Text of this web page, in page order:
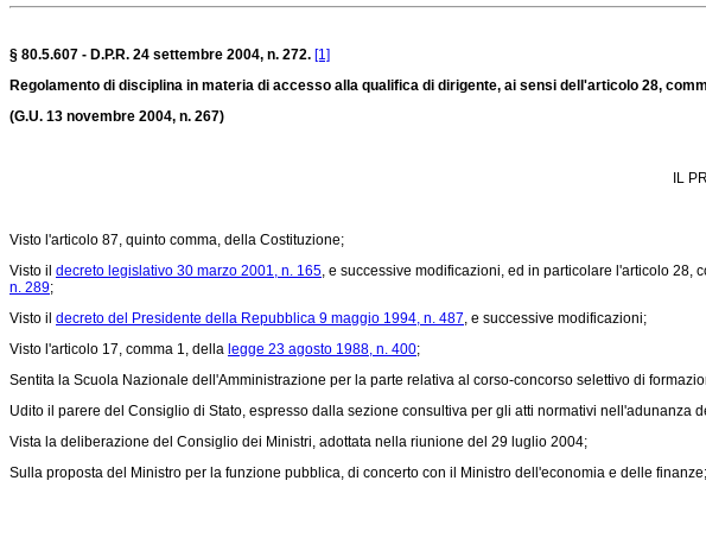
§ 80.5.607 - D.P.R. 24 settembre 2004, n. 272. [1]
Regolamento di disciplina in materia di accesso alla qualifica di dirigente, ai sensi dell'articolo 28,
(G.U. 13 novembre 2004, n. 267)
IL
Visto l'articolo 87, quinto comma, della Costituzione;
Visto il decreto legislativo 30 marzo 2001, n. 165, e successive modificazioni, ed in particolare l'articolo 28,
n. 289;
Visto il decreto del Presidente della Repubblica 9 maggio 1994, n. 487, e successive modificazioni;
Visto l'articolo 17, comma 1, della legge 23 agosto 1988, n. 400;
Sentita la Scuola Nazionale dell'Amministrazione per la parte relativa al corso-concorso selettivo di
Udito il parere del Consiglio di Stato, espresso dalla sezione consultiva per gli atti normativi nell'adunanza
Vista la deliberazione del Consiglio dei Ministri, adottata nella riunione del 29 luglio 2004;
Sulla proposta del Ministro per la funzione pubblica, di concerto con il Ministro dell'economia e delle finanze;